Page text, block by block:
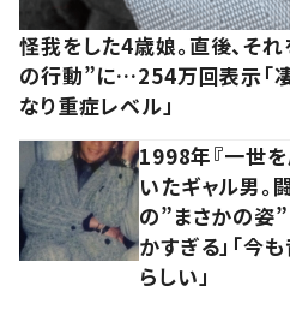
怪我をした4歳娘。直後、そ
の行動”に…254万回表示「凄
なり重症レベル」
1998年『一世
いたギャル男。
の”まさかの姿”
かすぎる」「今
らしい」